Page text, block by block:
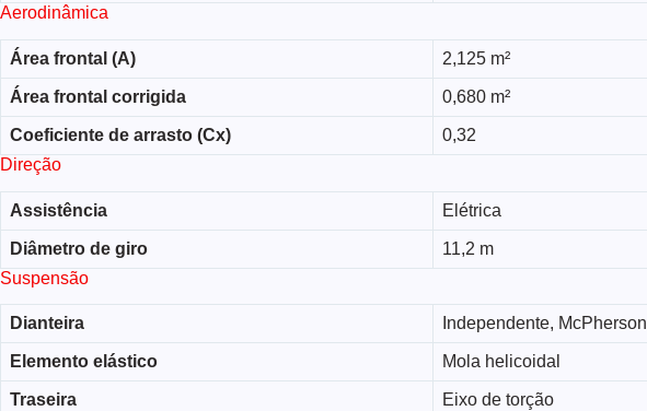
Aerodinâmica
Área frontal (A) 2,125 m²
Área frontal corrigida 0,680 m²
Coeficiente de arrasto (Cx)
0,32
Direção
Assistência Elétrica
Diâmetro de giro
11,2 m
Suspensão
Dianteira Independente, McPherson
Elemento elástico Mola helicoidal
Traseira Eixo de torção